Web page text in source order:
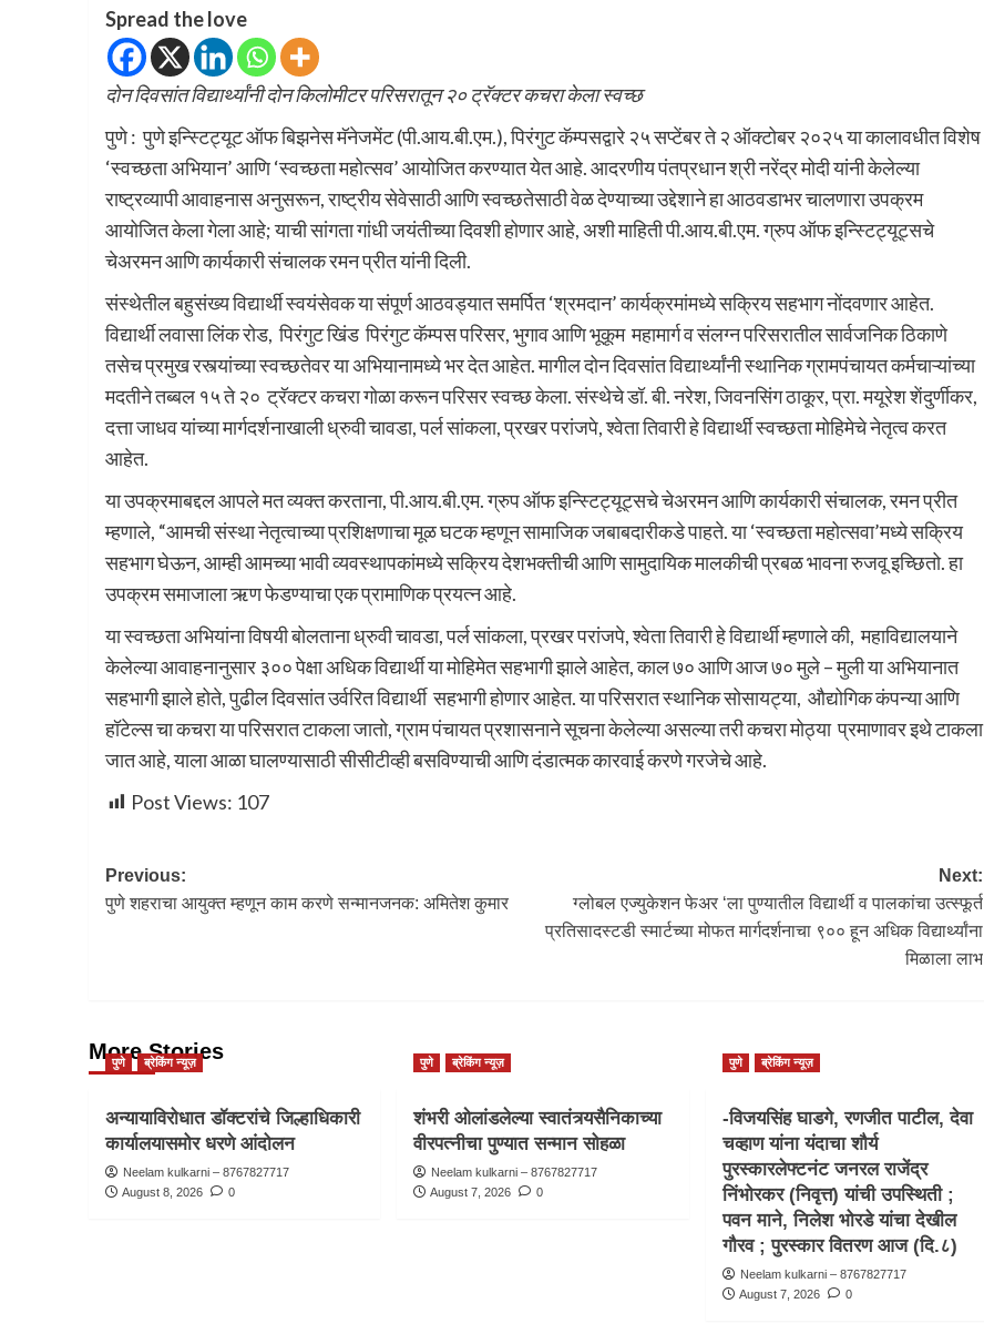
Spread the love
दोन दिवसांत विद्यार्थ्यांनी दोन किलोमीटर परिसरातून २० ट्रॅक्टर कचरा केला स्वच्छ
पुणे : पुणे इन्स्टिट्यूट ऑफ बिझनेस मॅनेजमेंट (पी.आय.बी.एम.), पिरंगुट कॅम्पसद्वारे २५ सप्टेंबर ते २ ऑक्टोबर २०२५ या कालावधीत विशेष
‘स्वच्छता अभियान’ आणि ‘स्वच्छता महोत्सव’ आयोजित करण्यात येत आहे. आदरणीय पंतप्रधान श्री नरेंद्र मोदी यांनी केलेल्या
राष्ट्रव्यापी आवाहनास अनुसरून, राष्ट्रीय सेवेसाठी आणि स्वच्छतेसाठी वेळ देण्याच्या उद्देशाने हा आठवडाभर चालणारा उपक्रम
आयोजित केला गेला आहे; याची सांगता गांधी जयंतीच्या दिवशी होणार आहे, अशी माहिती पी.आय.बी.एम. ग्रुप ऑफ इन्स्टिट्यूट्सचे
चेअरमन आणि कार्यकारी संचालक रमन प्रीत यांनी दिली.
संस्थेतील बहुसंख्य विद्यार्थी स्वयंसेवक या संपूर्ण आठवड्यात समर्पित ‘श्रमदान’ कार्यक्रमांमध्ये सक्रिय सहभाग नोंदवणार आहेत.
विद्यार्थी लवासा लिंक रोड, पिरंगुट खिंड पिरंगुट कॅम्पस परिसर, भुगाव आणि भूकूम महामार्ग व संलग्न परिसरातील सार्वजनिक ठिकाणे
तसेच प्रमुख रस्त्यांच्या स्वच्छतेवर या अभियानामध्ये भर देत आहेत. मागील दोन दिवसांत विद्यार्थ्यांनी स्थानिक ग्रामपंचायत कर्मचाऱ्यांच्या
मदतीने तब्बल १५ ते २० ट्रॅक्टर कचरा गोळा करून परिसर स्वच्छ केला. संस्थेचे डॉ. बी. नरेश, जिवनसिंग ठाकूर, प्रा. मयूरेश शेंदुर्णीकर,
दत्ता जाधव यांच्या मार्गदर्शनाखाली ध्रुवी चावडा, पर्ल सांकला, प्रखर परांजपे, श्वेता तिवारी हे विद्यार्थी स्वच्छता मोहिमेचे नेतृत्व करत
आहेत.
या उपक्रमाबद्दल आपले मत व्यक्त करताना, पी.आय.बी.एम. ग्रुप ऑफ इन्स्टिट्यूट्सचे चेअरमन आणि कार्यकारी संचालक, रमन प्रीत
म्हणाले, “आमची संस्था नेतृत्वाच्या प्रशिक्षणाचा मूळ घटक म्हणून सामाजिक जबाबदारीकडे पाहते. या ‘स्वच्छता महोत्सवा’मध्ये सक्रिय
सहभाग घेऊन, आम्ही आमच्या भावी व्यवस्थापकांमध्ये सक्रिय देशभक्तीची आणि सामुदायिक मालकीची प्रबळ भावना रुजवू इच्छितो. हा
उपक्रम समाजाला ऋण फेडण्याचा एक प्रामाणिक प्रयत्न आहे.
या स्वच्छता अभियांना विषयी बोलताना ध्रुवी चावडा, पर्ल सांकला, प्रखर परांजपे, श्वेता तिवारी हे विद्यार्थी म्हणाले की, महाविद्यालयाने
केलेल्या आवाहनानुसार ३०० पेक्षा अधिक विद्यार्थी या मोहिमेत सहभागी झाले आहेत, काल ७० आणि आज ७० मुले – मुली या अभियानात
सहभागी झाले होते, पुढील दिवसांत उर्वरित विद्यार्थी सहभागी होणार आहेत. या परिसरात स्थानिक सोसायट्या, औद्योगिक कंपन्या आणि
हॉटेल्स चा कचरा या परिसरात टाकला जातो, ग्राम पंचायत प्रशासनाने सूचना केलेल्या असल्या तरी कचरा मोठ्या प्रमाणावर इथे टाकला
जात आहे, याला आळा घालण्यासाठी सीसीटीव्ही बसविण्याची आणि दंडात्मक कारवाई करणे गरजेचे आहे.
Post Views: 107
Previous:
पुणे शहराचा आयुक्त म्हणून काम करणे सन्मानजनक: अमितेश कुमार
Next:
ग्लोबल एज्युकेशन फेअर ‘ला पुण्यातील विद्यार्थी व पालकांचा उत्स्फूर्त
प्रतिसादस्टडी स्मार्टच्या मोफत मार्गदर्शनाचा ९०० हून अधिक विद्यार्थ्यांना
मिळाला लाभ
More Stories
पुणे ब्रेकिंग न्यूज़
अन्यायाविरोधात डॉक्टरांचे जिल्हाधिकारी
कार्यालयासमोर धरणे आंदोलन
Neelam kulkarni – 8767827717
August 8, 2026
0
पुणे ब्रेकिंग न्यूज़
शंभरी ओलांडलेल्या स्वातंत्र्यसैनिकाच्या
वीरपत्नीचा पुण्यात सन्मान सोहळा
Neelam kulkarni – 8767827717
August 7, 2026
0
पुणे ब्रेकिंग न्यूज़
-विजयसिंह घाडगे, रणजीत पाटील, देवा
चव्हाण यांना यंदाचा शौर्य
पुरस्कारलेफ्टनंट जनरल राजेंद्र
निंभोरकर (निवृत्त) यांची उपस्थिती ;
पवन माने, निलेश भोरडे यांचा देखील
गौरव ; पुरस्कार वितरण आज (दि.८)
Neelam kulkarni – 8767827717
August 7, 2026
0